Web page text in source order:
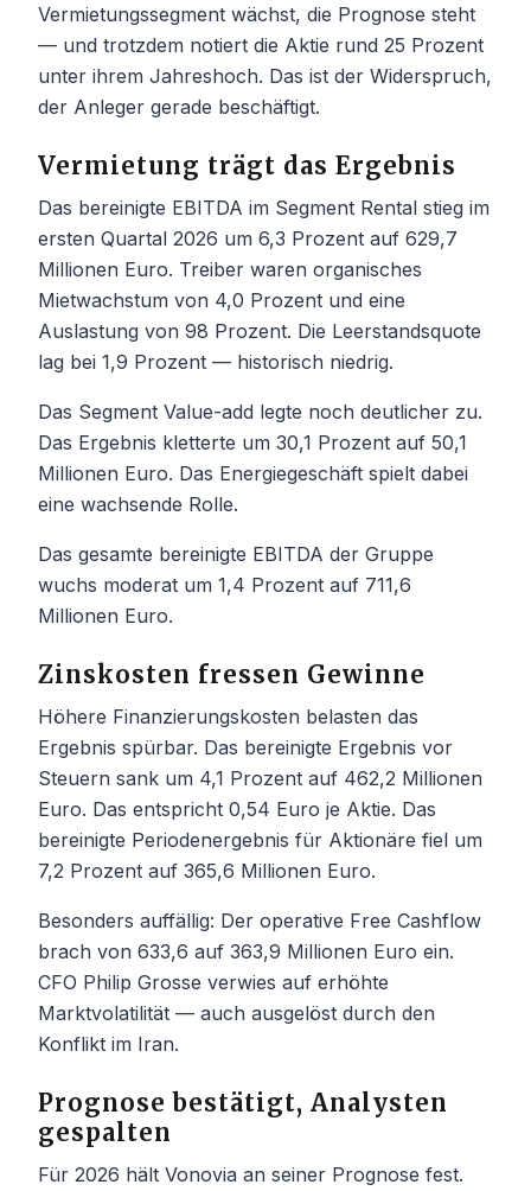
Vermietungssegment wächst, die Prognose steht
— und trotzdem notiert die Aktie rund 25 Prozent
unter ihrem Jahreshoch. Das ist der Widerspruch,
der Anleger gerade beschäftigt.
Vermietung trägt das Ergebnis
Das bereinigte EBITDA im Segment Rental stieg im
ersten Quartal 2026 um 6,3 Prozent auf 629,7
Millionen Euro. Treiber waren organisches
Mietwachstum von 4,0 Prozent und eine
Auslastung von 98 Prozent. Die Leerstandsquote
lag bei 1,9 Prozent — historisch niedrig.
Das Segment Value-add legte noch deutlicher zu.
Das Ergebnis kletterte um 30,1 Prozent auf 50,1
Millionen Euro. Das Energiegeschäft spielt dabei
eine wachsende Rolle.
Das gesamte bereinigte EBITDA der Gruppe
wuchs moderat um 1,4 Prozent auf 711,6
Millionen Euro.
Zinskosten fressen Gewinne
Höhere Finanzierungskosten belasten das
Ergebnis spürbar. Das bereinigte Ergebnis vor
Steuern sank um 4,1 Prozent auf 462,2 Millionen
Euro. Das entspricht 0,54 Euro je Aktie. Das
bereinigte Periodenergebnis für Aktionäre fiel um
7,2 Prozent auf 365,6 Millionen Euro.
Besonders auffällig: Der operative Free Cashflow
brach von 633,6 auf 363,9 Millionen Euro ein.
CFO Philip Grosse verwies auf erhöhte
Marktvolatilität — auch ausgelöst durch den
Konflikt im Iran.
Prognose bestätigt, Analysten
gespalten
Für 2026 hält Vonovia an seiner Prognose fest.